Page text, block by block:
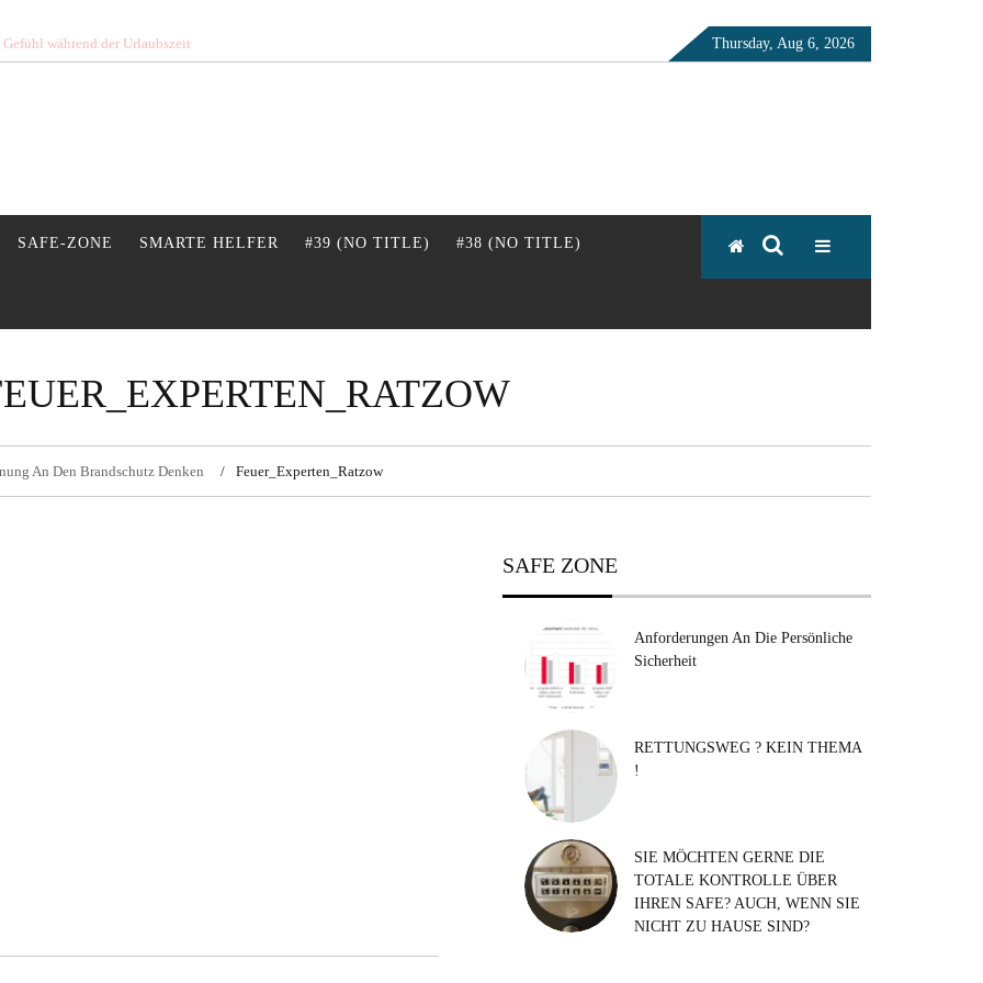
während der Urlaubszeit Thursday, Aug 6, 2026
SAFE-ZONE SMARTE HELFER #39 (NO TITLE) #38 (NO TITLE)
An Den Brandschutz Denken Feuer_Experten_Ratzow
SAFE ZONE
Anforderungen An Die Persönliche
Sicherheit
RETTUNGSWEG ? KEIN THEMA
!
SIE MÖCHTEN GERNE DIE
TOTALE KONTROLLE ÜBER
IHREN SAFE? AUCH, WENN SIE
NICHT ZU HAUSE SIND?